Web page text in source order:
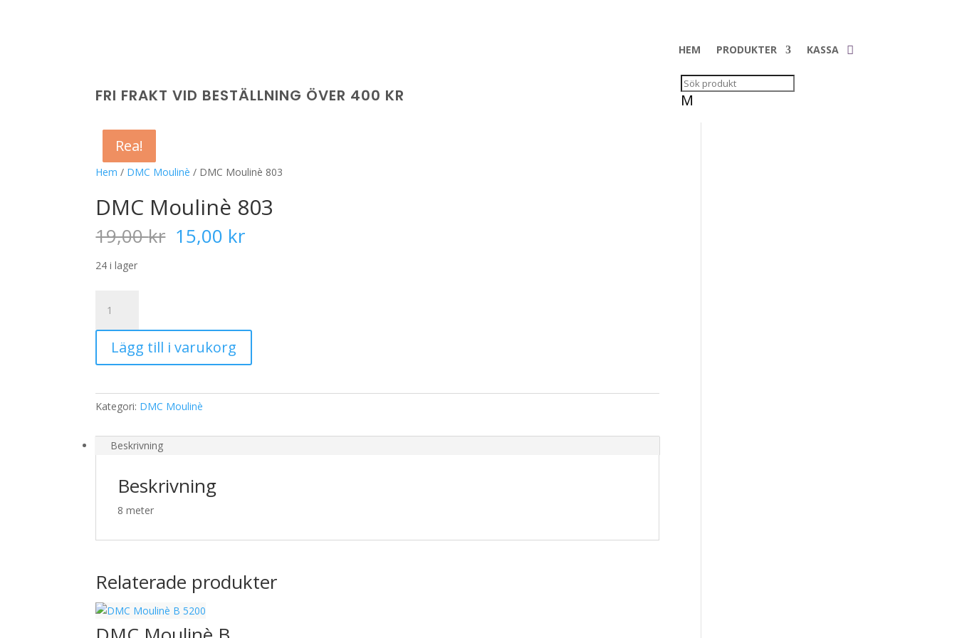
HEM PRODUKTER KASSA
FRI FRAKT VID BESTÄLLNING ÖVER 400 KR M
Hem / DMC Moulinè / DMC Moulinè 803
Rea!
DMC Moulinè 803
19,00kr Det
ursprungliga
15,00 krDet
24 i lager
Moulinè
803
mängdLägg till i varukorg
Kategori: DMC Moulinè
Beskrivning
Beskrivning
8 meter
Relaterade produkter
Rea!
Rea!
Rea!